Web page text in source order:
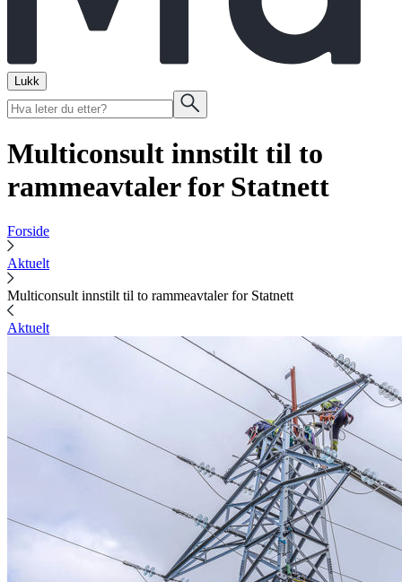
Lukk
Multiconsult innstilt til to
rammeavtaler for Statnett
Forside
Aktuelt
Multiconsult innstilt til to rammeavtaler for Statnett
Aktuelt